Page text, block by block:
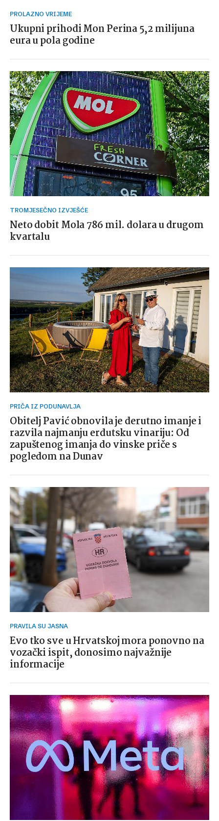
PROLAZNO VRIJEME
Ukupni prihodi Mon Perina 5,2 milijuna
eura u pola godine
TROMJESEČNO IZVJEŠĆE
Neto dobit Mola 786 mil. dolara u drugom
kvartalu
PRIČA IZ PODUNAVLJA
Obitelj Pavić obnovila je derutno imanje i
razvila najmanju erdutsku vinariju: Od
zapuštenog imanja do vinske priče s
pogledom na Dunav
PRAVILA SU JASNA
Evo tko sve u Hrvatskoj mora ponovno na
vozački ispit, donosimo najvažnije
informacije